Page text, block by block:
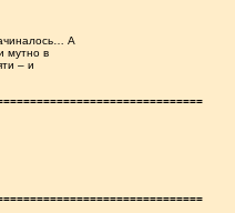
А
мутно в
– и